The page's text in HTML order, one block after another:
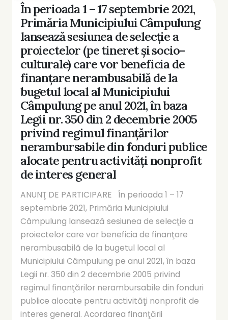
În perioada 1 – 17 septembrie 2021,
Primăria Municipiului Câmpulung
lansează sesiunea de selecţie a
proiectelor (pe tineret și socio-
culturale) care vor beneficia de
finanţare nerambusabilă de la
bugetul local al Municipiului
Câmpulung pe anul 2021, în baza
Legii nr. 350 din 2 decembrie 2005
privind regimul finanţărilor
nerambursabile din fonduri publice
alocate pentru activităţi nonprofit
de interes general
ANUNŢ DE PARTICIPARE În perioada 1 – 17
septembrie 2021, Primăria Municipiului
Câmpulung lansează sesiunea de selecţie a
proiectelor care vor beneficia de finanţare
nerambusabilă de la bugetul local al
Municipiului Câmpulung pe anul 2021, în baza
Legii nr. 350 din 2 decembrie 2005 privind
regimul finanţărilor nerambursabile din fonduri
publice alocate pentru activităţi nonprofit de
interes general. Acordarea finanţării